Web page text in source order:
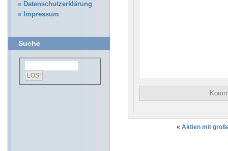
« Aktien mit
Datenschutzerklärung
Impressum
Suche